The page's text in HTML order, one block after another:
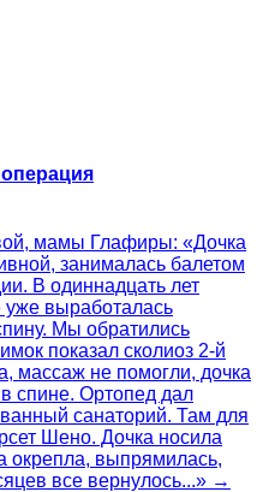
мамы Глафиры: «Дочка
занималась балетом
В одиннадцать лет
уже выработалась
Мы обратились
показал сколиоз 2-й
массаж не помогли, дочка
спине. Ортопед дал
санаторий. Там для
Шено. Дочка носила
окрепла, выпрямилась,
все вернулось...» →